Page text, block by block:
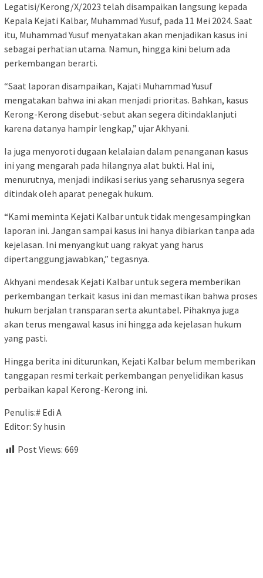
Legatisi/Kerong/X/2023 telah disampaikan langsung kepada
Kepala Kejati Kalbar, Muhammad Yusuf, pada 11 Mei 2024. Saat
itu, Muhammad Yusuf menyatakan akan menjadikan kasus ini
sebagai perhatian utama. Namun, hingga kini belum ada
perkembangan berarti.
“Saat laporan disampaikan, Kajati Muhammad Yusuf
mengatakan bahwa ini akan menjadi prioritas. Bahkan, kasus
Kerong-Kerong disebut-sebut akan segera ditindaklanjuti
karena datanya hampir lengkap,” ujar Akhyani.
Ia juga menyoroti dugaan kelalaian dalam penanganan kasus
ini yang mengarah pada hilangnya alat bukti. Hal ini,
menurutnya, menjadi indikasi serius yang seharusnya segera
ditindak oleh aparat penegak hukum.
“Kami meminta Kejati Kalbar untuk tidak mengesampingkan
laporan ini. Jangan sampai kasus ini hanya dibiarkan tanpa ada
kejelasan. Ini menyangkut uang rakyat yang harus
dipertanggungjawabkan,” tegasnya.
Akhyani mendesak Kejati Kalbar untuk segera memberikan
perkembangan terkait kasus ini dan memastikan bahwa proses
hukum berjalan transparan serta akuntabel. Pihaknya juga
akan terus mengawal kasus ini hingga ada kejelasan hukum
yang pasti.
Hingga berita ini diturunkan, Kejati Kalbar belum memberikan
tanggapan resmi terkait perkembangan penyelidikan kasus
perbaikan kapal Kerong-Kerong ini.
Penulis:# Edi A
Editor: Sy husin
Post Views: 669